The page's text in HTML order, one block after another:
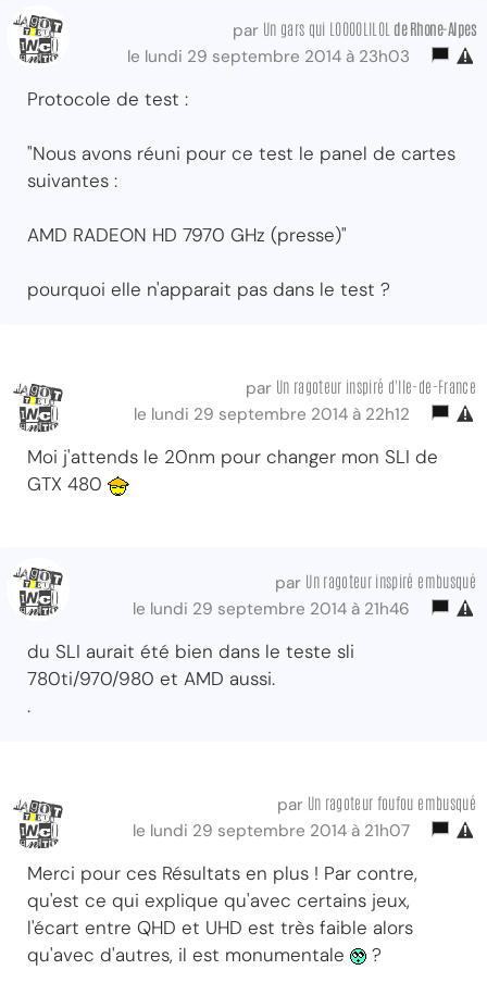
par Un gars qui LOOOOLILOL de Rhone-Alpes
le lundi 29 septembre 2014 à 23h03
Protocole de test :
"Nous avons réuni pour ce test le panel de cartes
suivantes :
AMD RADEON HD 7970 GHz (presse)"
pourquoi elle n'apparait pas dans le test ?
par Un ragoteur inspiré d'Ile-de-France
le lundi 29 septembre 2014 à 22h12
Moi j'attends le 20nm pour changer mon SLI de
GTX 480
par Un ragoteur inspiré embusqué
le lundi 29 septembre 2014 à 21h46
du SLI aurait été bien dans le teste sli
780ti/970/980 et AMD aussi.
.
par Un ragoteur foufou embusqué
le lundi 29 septembre 2014 à 21h07
Merci pour ces Résultats en plus ! Par contre,
qu'est ce qui explique qu'avec certains jeux,
l'écart entre QHD et UHD est très faible alors
qu'avec d'autres, il est monumentale
?